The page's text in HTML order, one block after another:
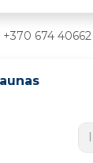
+370 674 40662